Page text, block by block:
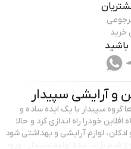
خرید
باشید
و آرایشی سپیدار
سپیدار، دریچه‌ای به جهان زیبایی و گل ها گروه سپیدار با یک ایده‌ ساده و
خلاقانه در سال 1385متولد شد و فروشگاه افلاین خودرا راه اندازی کرد و حالا
ادکلن، لوازم آرایشی و بهداشتی شود